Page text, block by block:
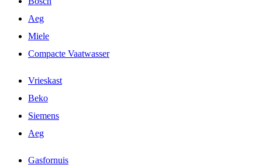
Aeg
Miele
Compacte Vaatwasser
Vrieskast
Beko
Siemens
Aeg
Gasfornuis